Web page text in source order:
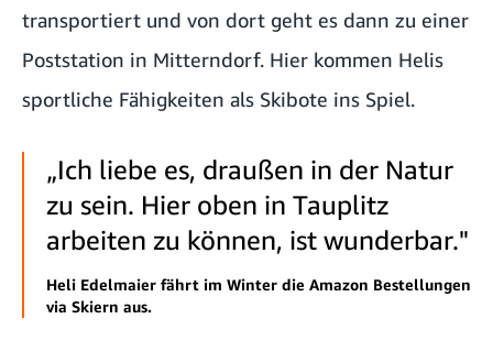
transportiert und von dort geht es dann zu einer
Poststation in Mitterndorf. Hier kommen Helis
sportliche Fähigkeiten als Skibote ins Spiel.
„Ich liebe es, draußen in der Natur
zu sein. Hier oben in Tauplitz
arbeiten zu können, ist wunderbar."
Heli Edelmaier fährt im Winter die Amazon Bestellungen
via Skiern aus.